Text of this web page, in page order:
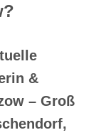
&
– Groß